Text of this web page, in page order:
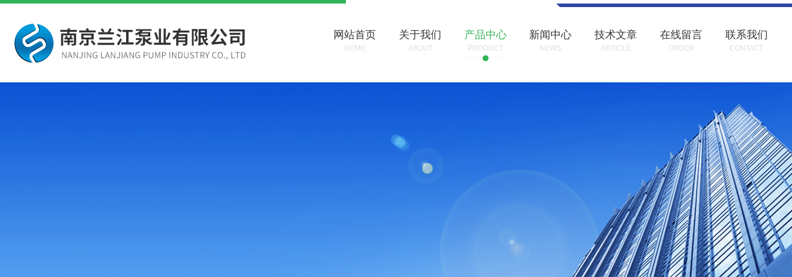
网站首页
HOME
关于我们
ABOUT
产品中心
PRODUCT
新闻中心
NEWS
技术文章
ARTICLE
在线留言
ORDER
联系我们
CONTACT